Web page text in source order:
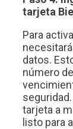
tarjeta
Para
datos.
número
tarjeta a
listo para